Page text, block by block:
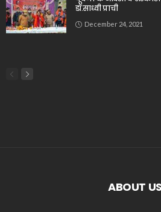
डॉ.साध्वी प्राची
December 24, 2021
ABOUT US